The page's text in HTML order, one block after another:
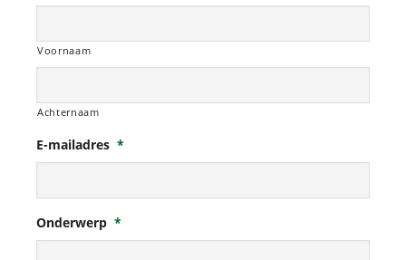
Voornaam
Achternaam
E-mailadres *
Onderwerp *